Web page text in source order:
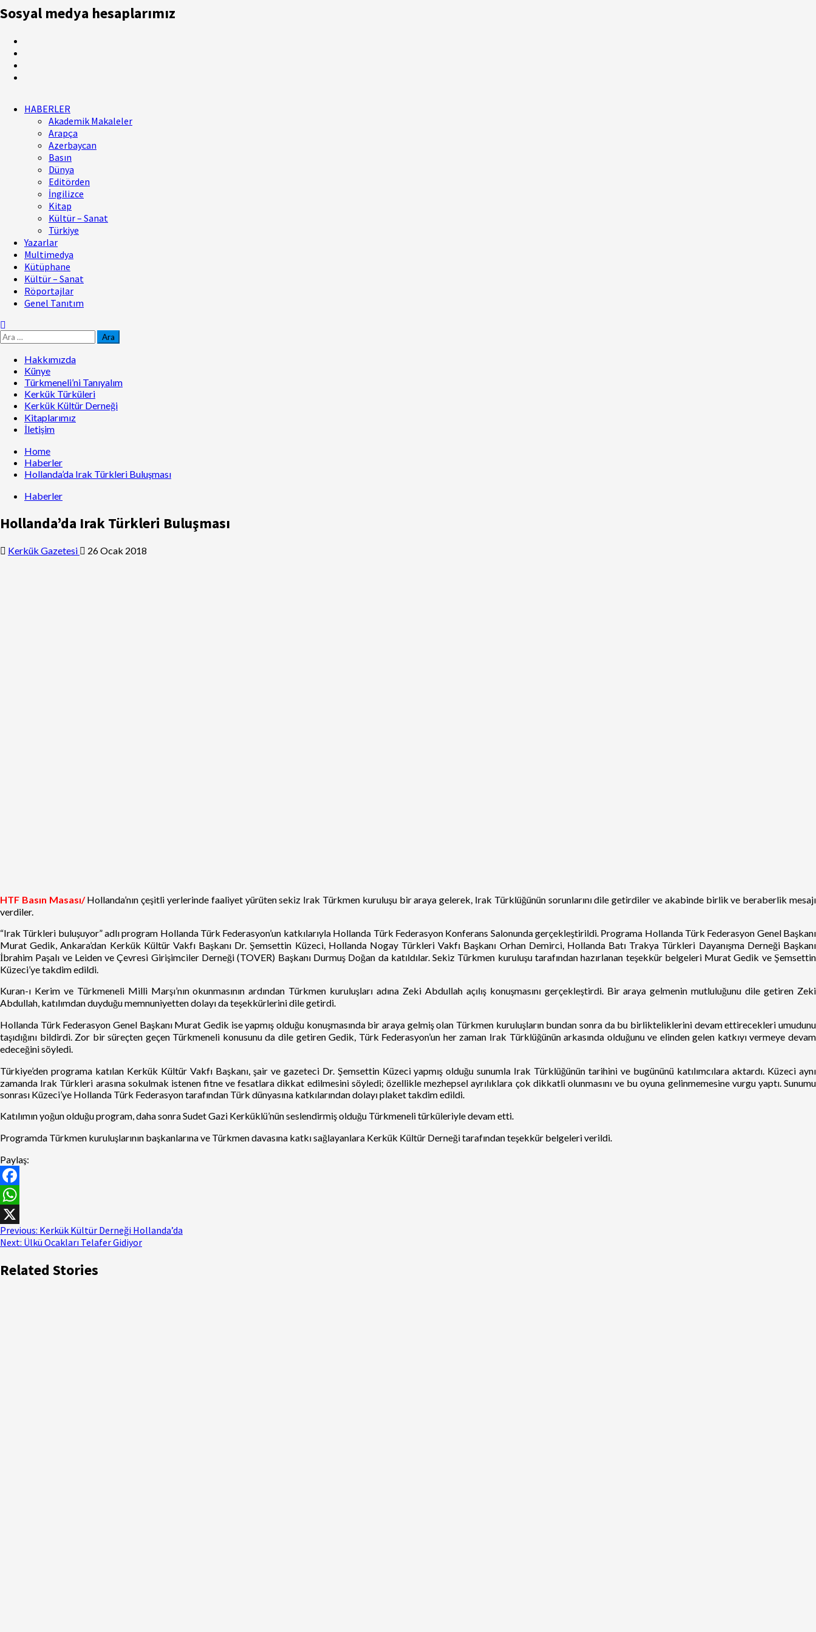
Sosyal medya hesaplarımız
HABERLER
Akademik Makaleler
Arapça
Azerbaycan
Basın
Dünya
Editörden
İngilizce
Kitap
Kültür – Sanat
Türkiye
Yazarlar
Multimedya
Kütüphane
Kültür – Sanat
Röportajlar
Genel Tanıtım
Hakkımızda
Künye
Türkmeneli’ni Tanıyalım
Kerkük Türküleri
Kerkük Kültür Derneği
Kitaplarımız
İletişim
Home
Haberler
Hollanda’da Irak Türkleri Buluşması
Haberler
Hollanda’da Irak Türkleri Buluşması
Kerkük Gazetesi 26 Ocak 2018
HTF Basın Masası/Hollanda’nın çeşitli yerlerinde faaliyet yürüten sekiz Irak Türkmen kuruluşu bir araya gelerek, Irak Türklüğünün sorunlarını dile getirdiler ve akabinde birlik ve beraberlik mesajı
verdiler.
“Irak Türkleri buluşuyor” adlı program Hollanda Türk Federasyon’un katkılarıyla Hollanda Türk Federasyon Konferans Salonunda gerçekleştirildi. Programa Hollanda Türk Federasyon Genel Başkanı
Murat Gedik, Ankara’dan Kerkük Kültür Vakfı Başkanı Dr. Şemsettin Küzeci, Hollanda Nogay Türkleri Vakfı Başkanı Orhan Demirci, Hollanda Batı Trakya Türkleri Dayanışma Derneği Başkanı
İbrahim Paşalı ve Leiden ve Çevresi Girişimciler Derneği (TOVER) Başkanı Durmuş Doğan da katıldılar. Sekiz Türkmen kuruluşu tarafından hazırlanan teşekkür belgeleri Murat Gedik ve Şemsettin
Küzeci’ye takdim edildi.
Kuran-ı Kerim ve Türkmeneli Milli Marşı’nın okunmasının ardından Türkmen kuruluşları adına Zeki Abdullah açılış konuşmasını gerçekleştirdi. Bir araya gelmenin mutluluğunu dile getiren Zeki
Abdullah, katılımdan duyduğu memnuniyetten dolayı da teşekkürlerini dile getirdi.
Hollanda Türk Federasyon Genel Başkanı Murat Gedik ise yapmış olduğu konuşmasında bir araya gelmiş olan Türkmen kuruluşların bundan sonra da bu birlikteliklerini devam ettirecekleri umudunu
taşıdığını bildirdi. Zor bir süreçten geçen Türkmeneli konusunu da dile getiren Gedik, Türk Federasyon’un her zaman Irak Türklüğünün arkasında olduğunu ve elinden gelen katkıyı vermeye devam
edeceğini söyledi.
Türkiye’den programa katılan Kerkük Kültür Vakfı Başkanı, şair ve gazeteci Dr. Şemsettin Küzeci yapmış olduğu sunumla Irak Türklüğünün tarihini ve bugününü katılımcılara aktardı. Küzeci aynı
zamanda Irak Türkleri arasına sokulmak istenen fitne ve fesatlara dikkat edilmesini söyledi; özellikle mezhepsel ayrılıklara çok dikkatli olunmasını ve bu oyuna gelinmemesine vurgu yaptı. Sunumu
sonrası Küzeci’ye Hollanda Türk Federasyon tarafından Türk dünyasına katkılarından dolayı plaket takdim edildi.
Katılımın yoğun olduğu program, daha sonra Sudet Gazi Kerküklü’nün seslendirmiş olduğu Türkmeneli türküleriyle devam etti.
Programda Türkmen kuruluşlarının başkanlarına ve Türkmen davasına katkı sağlayanlara Kerkük Kültür Derneği tarafından teşekkür belgeleri verildi.
Paylaş:
Facebook
WhatsApp
X
Previous: Kerkük Kültür Derneği Hollanda’da
Next: Ülkü Ocakları Telafer Gidiyor
Related Stories